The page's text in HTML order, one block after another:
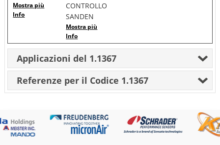
Mostra più
Info
CONTROLLO
SANDEN
Mostra più
Info
Applicazioni del 1.1367
Referenze per il Codice 1.1367